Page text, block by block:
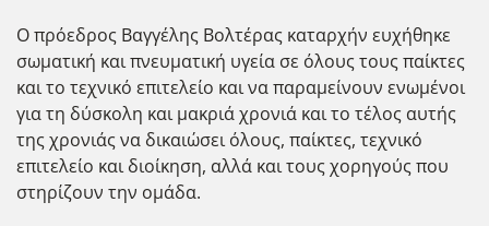
Ο πρόεδρος Βαγγέλης Βολτέρας καταρχήν ευχήθηκε
σωματική και πνευματική υγεία σε όλους τους παίκτες
και το τεχνικό επιτελείο και να παραμείνουν ενωμένοι
για τη δύσκολη και μακριά χρονιά και το τέλος αυτής
της χρονιάς να δικαιώσει όλους, παίκτες, τεχνικό
επιτελείο και διοίκηση, αλλά και τους χορηγούς που
στηρίζουν την ομάδα.